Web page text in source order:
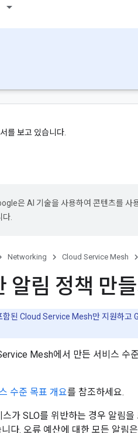
를 보고 있습니다.
은 AI 기술을 사용하여 콘텐츠를 사
.
Networking Cloud Service Mesh
알림 정책 만들
함된 Cloud Service Mesh만 지원하고
Mesh에서 만든 서비스 수
수준 목표 개요를 참조하세요.
가 SLO를 위반하는 경우 알림을
다. 오류 예산에 대한 모든 알림